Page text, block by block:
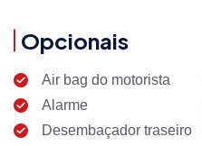
Opcionais
Air bag do motorista
Alarme
Desembaçador traseiro